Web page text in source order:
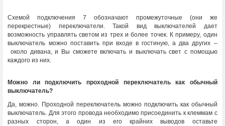
Схемой подключения 7 обозначают промежуточные (они же
перекрестные) переключатели. Такой вид выключателей дает
возможность управлять светом из трех и более точек. К примеру, один
выключатель можно поставить при входе в гостиную, а два других –
около дивана, и Вы сможете включать и выключать свет с помощью
каждого из них.
Можно ли подключить проходной переключатель как обычный
выключатель?
Да, можно. Проходной переключатель можно подключить как обычный
выключатель. Для этого провода необходимо присоединить к клеммам с
разных сторон, а один из его крайних выводов оставьте